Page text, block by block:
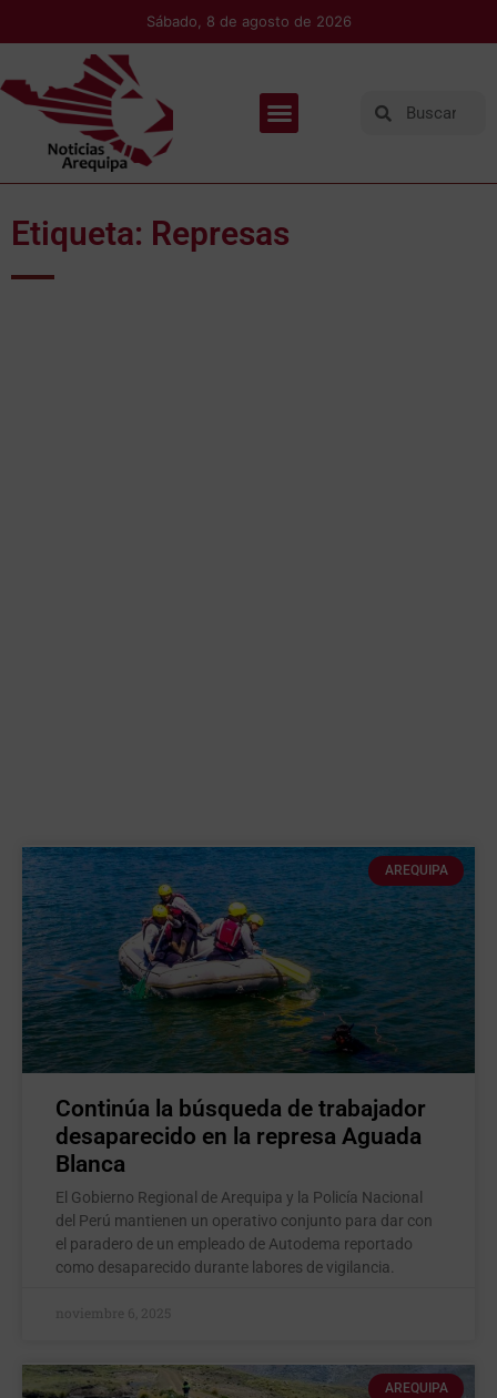
Sábado, 8 de agosto de 2026
Etiqueta: Represas
AREQUIPA
Continúa la búsqueda de trabajador
desaparecido en la represa Aguada
Blanca
El Gobierno Regional de Arequipa y la Policía Nacional
del Perú mantienen un operativo conjunto para dar con
el paradero de un empleado de Autodema reportado
como desaparecido durante labores de vigilancia.
noviembre 6, 2025
AREQUIPA